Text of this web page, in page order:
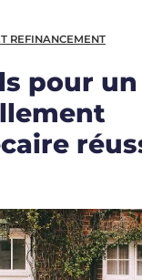
REFINANCEMENT
pour un